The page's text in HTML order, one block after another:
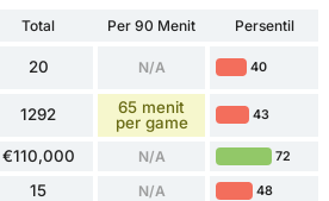
Total Per 90 Menit
Persentil
20 N/A 40
1292
65 menit
per game
43
€110,000 N/A 72
15 N/A 48